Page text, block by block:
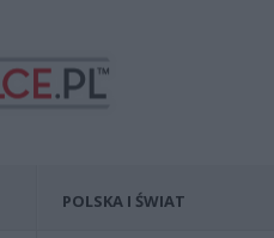
POLSKA I ŚWIAT